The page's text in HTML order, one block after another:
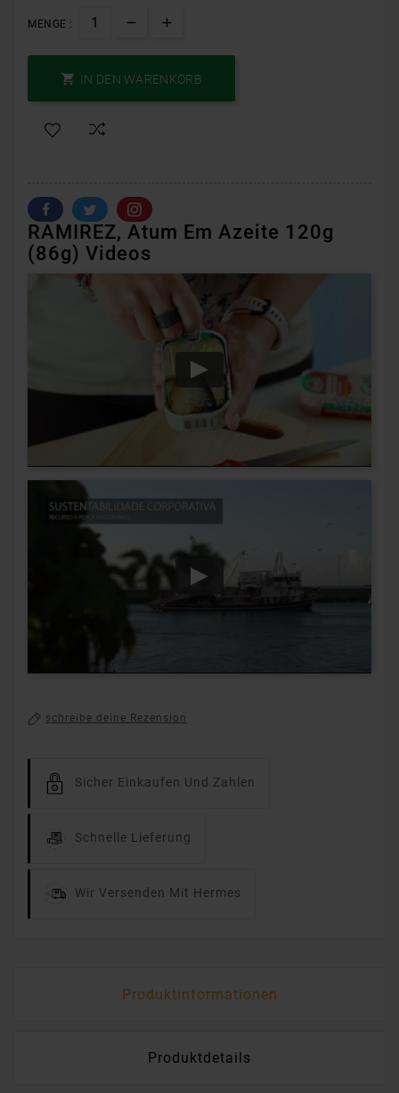
MENGE :
 IN DEN WARENKORB
RAMIREZ, Atum Em Azeite 120g
(86g) Videos
schreibe deine Rezension
Sicher Einkaufen Und Zahlen
Schnelle Lieferung
Wir Versenden Mit Hermes
Produktinformationen
Produktdetails